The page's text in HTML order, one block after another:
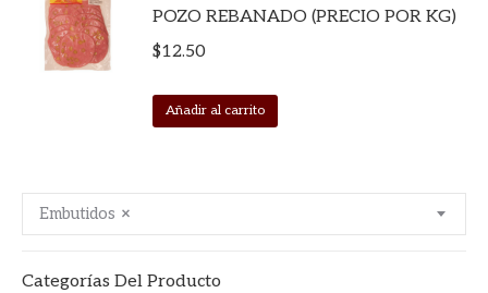
POZO REBANADO (PRECIO POR KG)
$12.50
Añadir al carrito
×
Embutidos
Categorías Del Producto